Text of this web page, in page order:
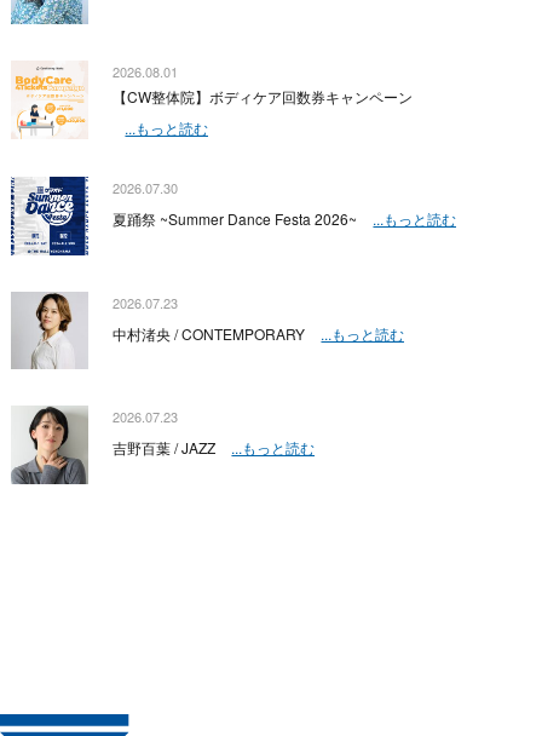
2026.08.01
【CW整体院】ボディケア回数券キャンペーン
...もっと読む
2026.07.30
夏踊祭 ~Summer Dance Festa 2026~ ...もっと読む
2026.07.23
中村渚央 / CONTEMPORARY ...もっと読む
2026.07.23
吉野百葉 / JAZZ ...もっと読む